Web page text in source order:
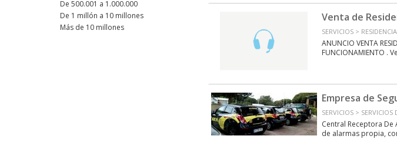
Venta de
SERVICIOS >
ANUNCIO VENTA
FUNCIONAMIENTO .
Empresa de
SERVICIOS >
Central Receptora
de alarmas propia,
De 500.001 a 1.000.000
De 1 millón a 10 millones
Más de 10 millones